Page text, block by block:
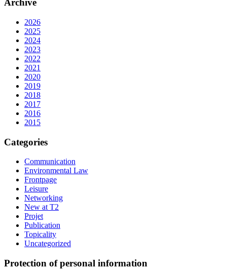
Archive
2026
2025
2024
2023
2022
2021
2020
2019
2018
2017
2016
2015
Categories
Communication
Environmental Law
Frontpage
Leisure
Networking
New at T2
Projet
Publication
Topicality
Uncategorized
Protection of personal information